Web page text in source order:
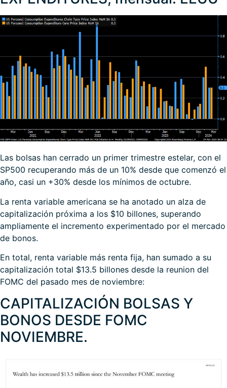
Las bolsas han cerrado un primer trimestre estelar, con el
SP500 recuperando más de un 10% desde que comenzó el
año, casi un +30% desde los mínimos de octubre.
La renta variable americana se ha anotado un alza de
capitalización próxima a los $10 billones, superando
ampliamente el incremento experimentado por el mercado
de bonos.
En total, renta variable más renta fija, han sumado a su
capitalización total $13.5 billones desde la reunion del
FOMC del pasado mes de noviembre:
CAPITALIZACIÓN BOLSAS Y
BONOS DESDE FOMC
NOVIEMBRE.